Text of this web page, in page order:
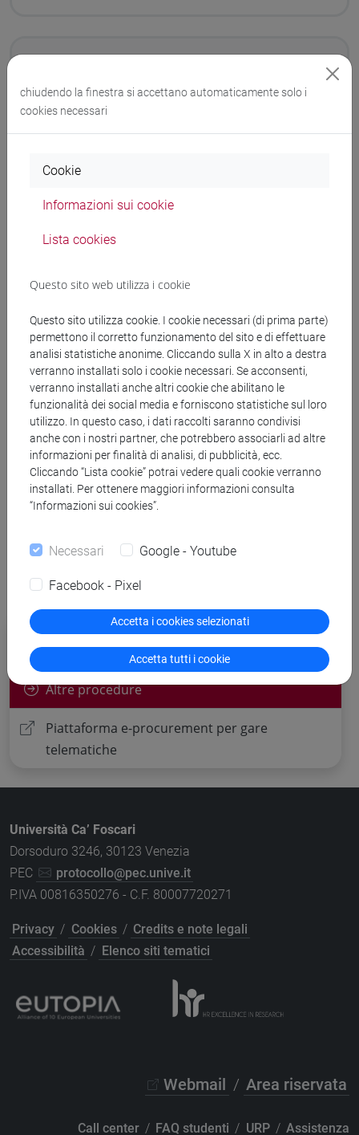
bando
DD a contrarre DPO_ponte 2025.pdf
copertina.pdf
l’adeguamento alla normativa in materia di
nuova procedura di gara - CIG n. B889711E10
Proroga tecnica contratto SL e DPO_vp.pdf
copertina.pdf
Banca Dati Nazionale dei Contratti Pubblici
Torna all'elenco dei bandi
Procedure di gara per cui è possibile
presentare offerta
Altre procedure
Piattaforma e-procurement per gare
telematiche
Università Ca’ Foscari
Dorsoduro 3246, 30123 Venezia
PEC
protocollo@pec.unive.it
P.IVA 00816350276 - C.F. 80007720271
Privacy / Cookies / Credits e note legali
Accessibilità / Elenco siti tematici
Webmail / Area riservata
Call center / FAQ studenti / URP / Assistenza
chiudendo la finestra si accettano automaticamente solo i
cookies necessari
Cookie
Informazioni sui cookie
Lista cookies
Questo sito web utilizza i cookie
Questo sito utilizza cookie. I cookie necessari (di prima parte)
permettono il corretto funzionamento del sito e di effettuare
analisi statistiche anonime. Cliccando sulla X in alto a destra
verranno installati solo i cookie necessari. Se acconsenti,
verranno installati anche altri cookie che abilitano le
funzionalità dei social media e forniscono statistiche sul loro
utilizzo. In questo caso, i dati raccolti saranno condivisi
anche con i nostri partner, che potrebbero associarli ad altre
informazioni per finalità di analisi, di pubblicità, ecc.
Cliccando “Lista cookie” potrai vedere quali cookie verranno
installati. Per ottenere maggiori informazioni consulta
“Informazioni sui cookies”.
Necessari Google - Youtube
Facebook - Pixel
Accetta i cookies selezionati
Accetta tutti i cookie